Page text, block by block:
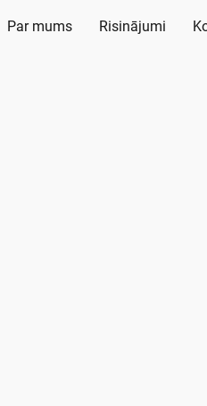
Par mums Risinājumi